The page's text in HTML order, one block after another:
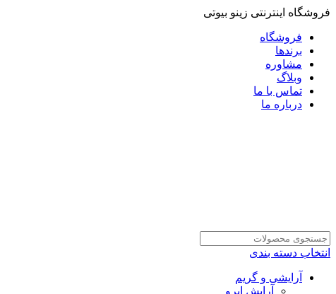
فروشگاه اینترنتی زینو بیوتی
فروشگاه
برندها
مشاوره
وبلاگ
تماس با ما
درباره ما
انتخاب دسته بندی
آرایشی و گریم
آرایش ابرو